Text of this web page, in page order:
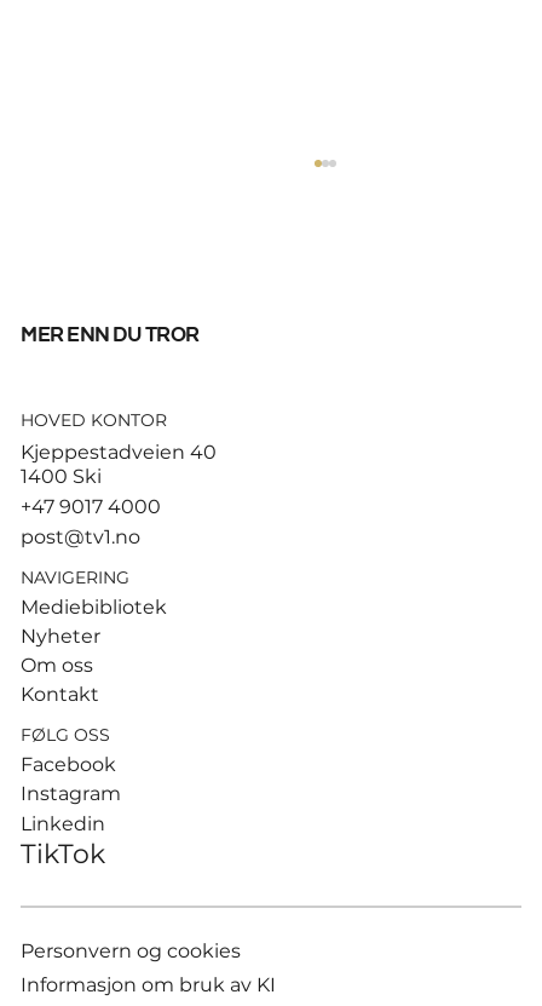
God start for de norske
Hamburg
mer enn du tror
HOVED KONTOR
Kjeppestadveien 40
1400 Ski
+47 9017 4000
post@tv1.no
NAVIGERING
Mediebibliotek
Nyheter
Om oss
Kontakt
FØLG OSS
Facebook
Instagram
Linkedin
TikTok
Personvern og cookies
Informasjon om bruk av KI